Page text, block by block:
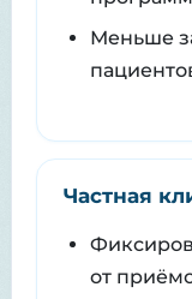
Меньше
Частная
от